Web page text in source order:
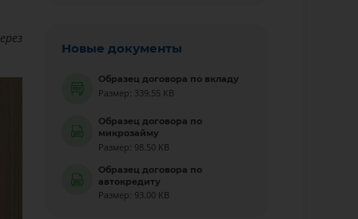
Новые документы
Образец договора по вкладу
Размер: 339.55 KB
Образец договора по
микрозайму
Размер: 98.50 KB
Образец договора по
автокредиту
Размер: 93.00 KB